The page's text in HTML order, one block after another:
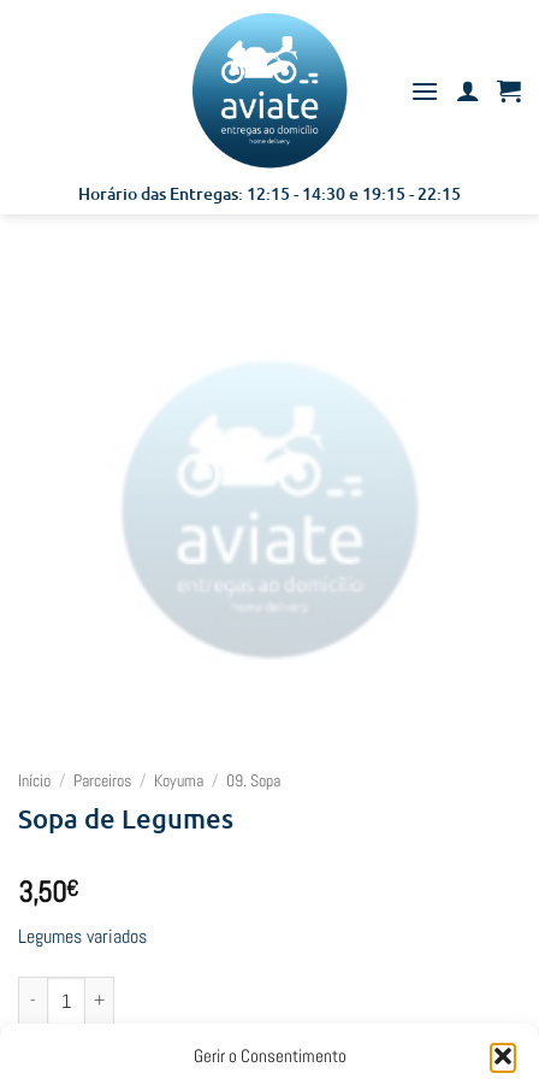
Gerir o Consentimento
Horário das Entregas: 12:15 - 14:30 e 19:15 - 22:15
Início / Parceiros / Koyuma / 09. Sopa
Sopa de Legumes
3,50€
Legumes variados
Quantidade de Sopa de Legumes
Adicionar